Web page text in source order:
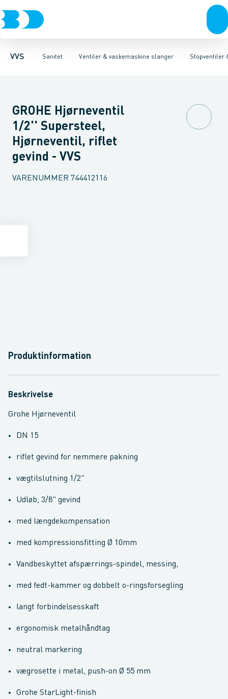
VVS Sanitet
Rør & fittingsPressfittings & rørKuglehaner & ventilerAfløb
Ventiler & vaskemaskine slanger
Toiletter, sæder og cisternerVaskeArmaturerBrusereStopventiler
Servanteventiler Stopventiler & kuglehanerAftapventiler &
GROHE Hjørneventil
1/2'' Supersteel,
Hjørneventil, riflet
gevind - VVS
VARENUMMER 744412116
Produktinformation
Beskrivelse
Grohe Hjørneventil
DN 15
riflet gevind for nemmere pakning
vægtilslutning 1/2"
Udløb, 3/8" gevind
med længdekompensation
med kompressionsfitting Ø 10mm
Vandbeskyttet afspærrings-spindel, messing,
med fedt-kammer og dobbelt o-ringsforsegling
langt forbindelsesskaft
ergonomisk metalhåndtag
neutral markering
vægrosette i metal, push-on Ø 55 mm
Grohe StarLight-finish